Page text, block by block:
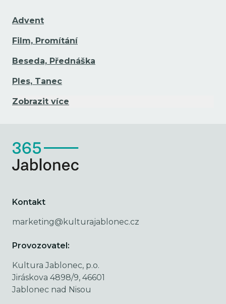
Advent
Film, Promítání
Beseda, Přednáška
Ples, Tanec
Zobrazit více
Kontakt
marketing@kulturajablonec.cz
Provozovatel:
Kultura Jablonec, p.o.
Jiráskova 4898/9, 46601
Jablonec nad Nisou